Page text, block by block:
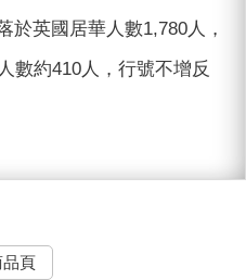
於英國居華人數1,780人，
數約410人，行號不增反
品頁